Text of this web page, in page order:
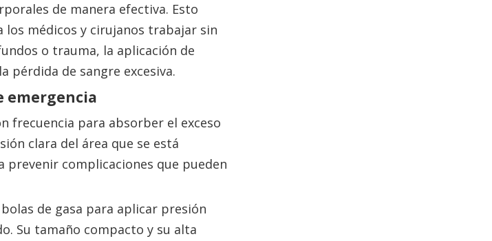
de manera efectiva. Esto
médicos y cirujanos trabajar sin
o trauma, la aplicación de
pérdida de sangre excesiva.
emergencia
frecuencia para absorber el exceso
clara del área que se está
prevenir complicaciones que pueden
de gasa para aplicar presión
Su tamaño compacto y su alta